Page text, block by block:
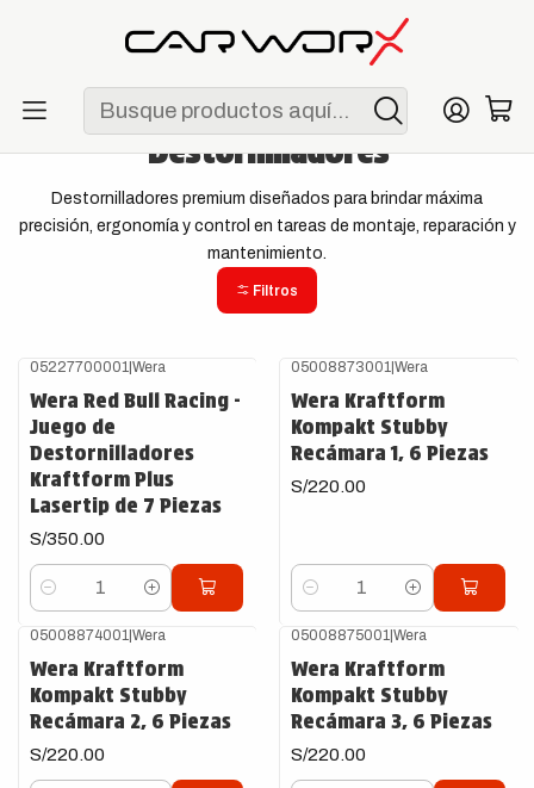
ENVÍO GRATIS POR COMPRAS MAYORES A S/ 250
Destornilladores
Destornilladores
Destornilladores premium diseñados para brindar máxima
precisión, ergonomía y control en tareas de montaje, reparación y
mantenimiento.
Filtros
05227700001| Wera
Wera Red Bull Racing -
Juego de
Destornilladores
Kraftform Plus
Lasertip de 7 Piezas
S/350.00
Cantidad
05008873001 Wera
Wera Kraftform
Kompakt Stubby
Recámara 1, 6 Piezas
S/220.00
Cantidad
05008874001| Wera
Wera Kraftform
Kompakt Stubby
Recámara 2, 6 Piezas
S/220.00
05008875001 Wera
Wera Kraftform
Kompakt Stubby
Recámara 3, 6 Piezas
S/220.00